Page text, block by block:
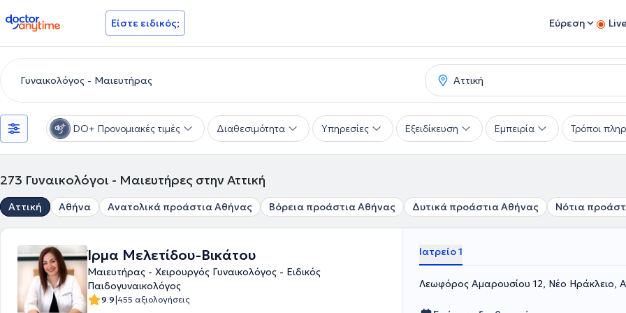
doctoranytime Είστε ειδικός; Εύρεση
DO+ Προνομιακές τιμές Διαθεσιμότητα Υπηρεσίες Εξειδίκευση Εμπειρία Τρόποι
273 Γυναικολόγοι - Μαιευτήρες στην Αττική
Αττική Αθήνα Ανατολικά προάστια Αθήνας Βόρεια προάστια Αθήνας Δυτικά προάστια Αθήνας Νότια
Ίρμα Μελετίδου-Βικάτου
Μαιευτήρας - Χειρουργός Γυναικολόγος - Ειδικός
Παιδογυναικολόγος
9.9|455 αξιολογήσεις
Ιατρείο 1
Λεωφόρος Αμαρουσίου 12, Νέο Ηράκλειο,